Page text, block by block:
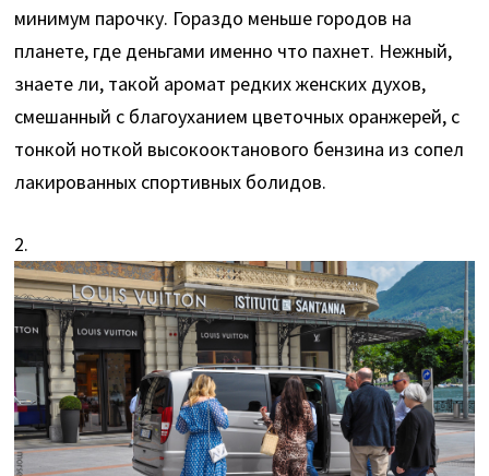
минимум парочку. Гораздо меньше городов на
планете, где деньгами именно что пахнет. Нежный,
знаете ли, такой аромат редких женских духов,
смешанный с благоуханием цветочных оранжерей, с
тонкой ноткой высокооктанового бензина из сопел
лакированных спортивных болидов.
2.